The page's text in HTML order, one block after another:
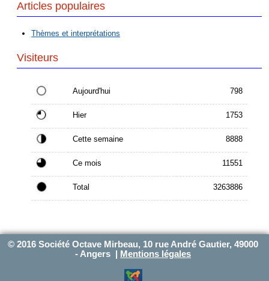
Articles populaires
Thèmes et interprétations
Visiteurs
Aujourd'hui 798
Hier 1753
Cette semaine 8888
Ce mois 11551
Total 3263886
© 2016 Société Octave Mirbeau, 10 rue André Gautier, 49000
- Angers |
Mentions légales